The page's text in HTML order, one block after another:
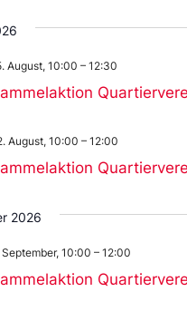
August, 10:00 – 12:30
August, 10:00 – 12:00
2026
September, 10:00 – 12:00